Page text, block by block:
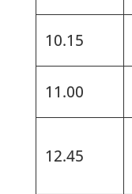
10.15
11.00
12.45